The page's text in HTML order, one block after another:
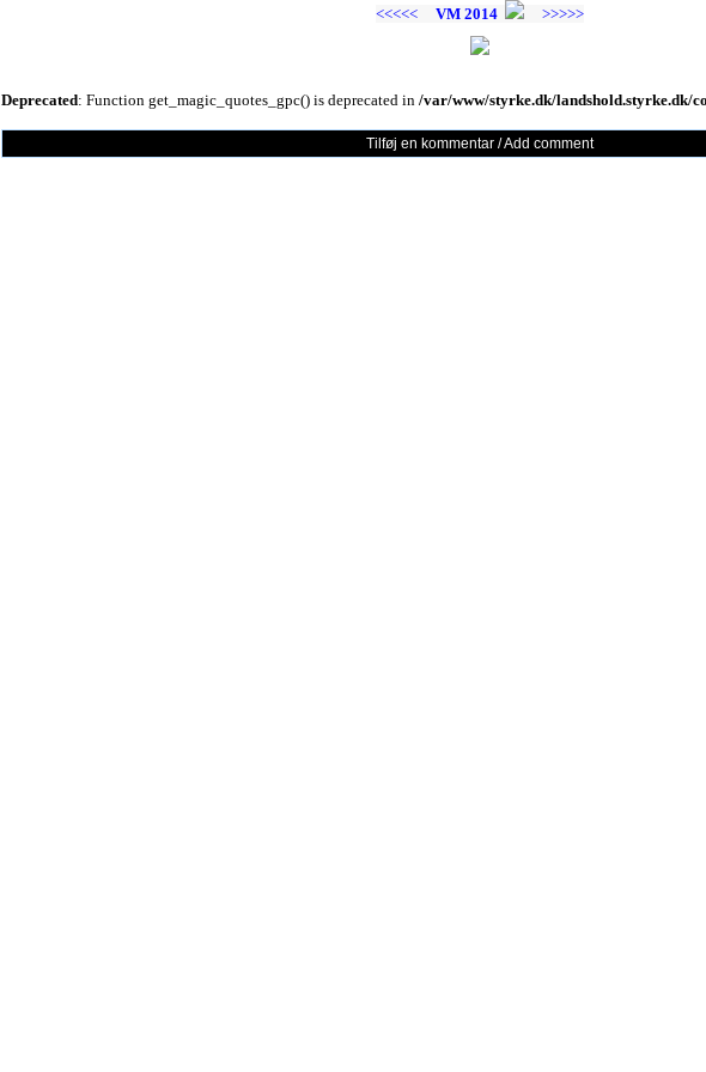
<<<<< VM 2014 >>>>>
Deprecated: Function get_magic_quotes_gpc() is deprecated in /var/www/styrke.dk/landshold.styrke.dk/
Tilføj en kommentar / Add comment